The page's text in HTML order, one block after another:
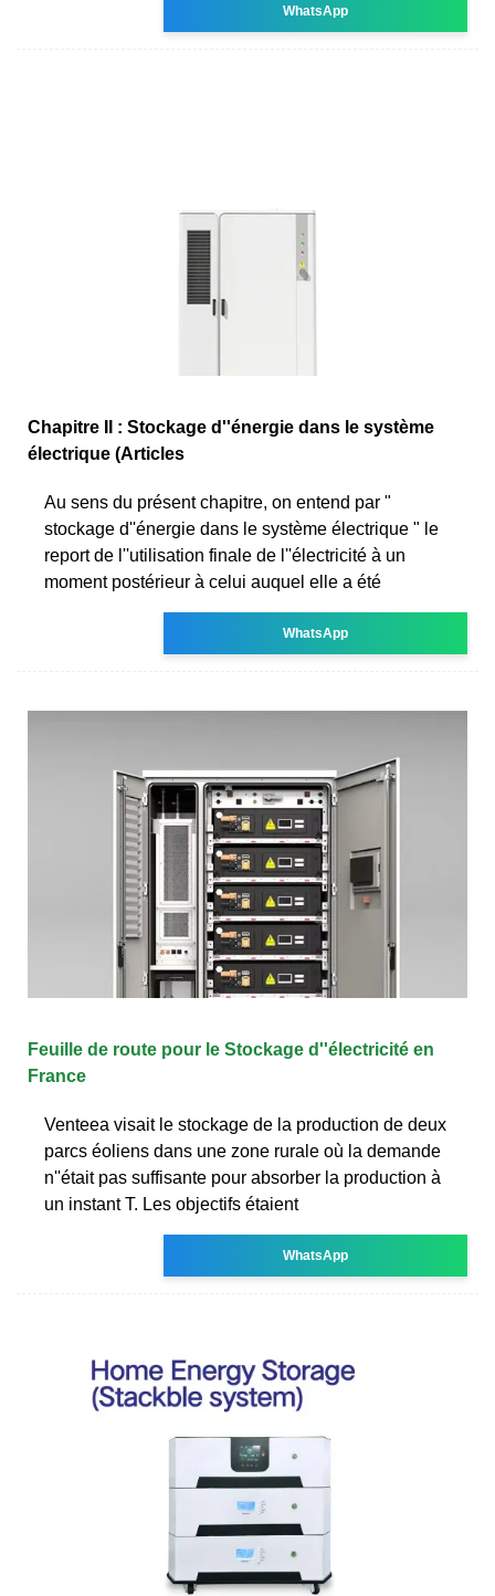
WhatsApp
Chapitre II : Stockage d''énergie dans le système
électrique (Articles
Au sens du présent chapitre, on entend par "
stockage d''énergie dans le système électrique " le
report de l''utilisation finale de l''électricité à un
moment postérieur à celui auquel elle a été
WhatsApp
Feuille de route pour le Stockage d''électricité en
France
Venteea visait le stockage de la production de deux
parcs éoliens dans une zone rurale où la demande
n''était pas suffisante pour absorber la production à
un instant T. Les objectifs étaient
WhatsApp